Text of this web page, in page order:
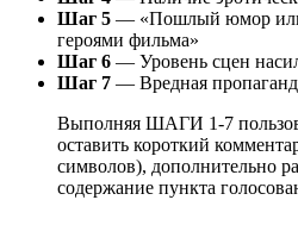
Шаг 5 — «Пошлый юмор
героями фильма»
Шаг 6 — Уровень сцен
Шаг 7 — Вредная
Выполняя ШАГИ 1-7
оставить короткий
символов), дополнительно
содержание пункта